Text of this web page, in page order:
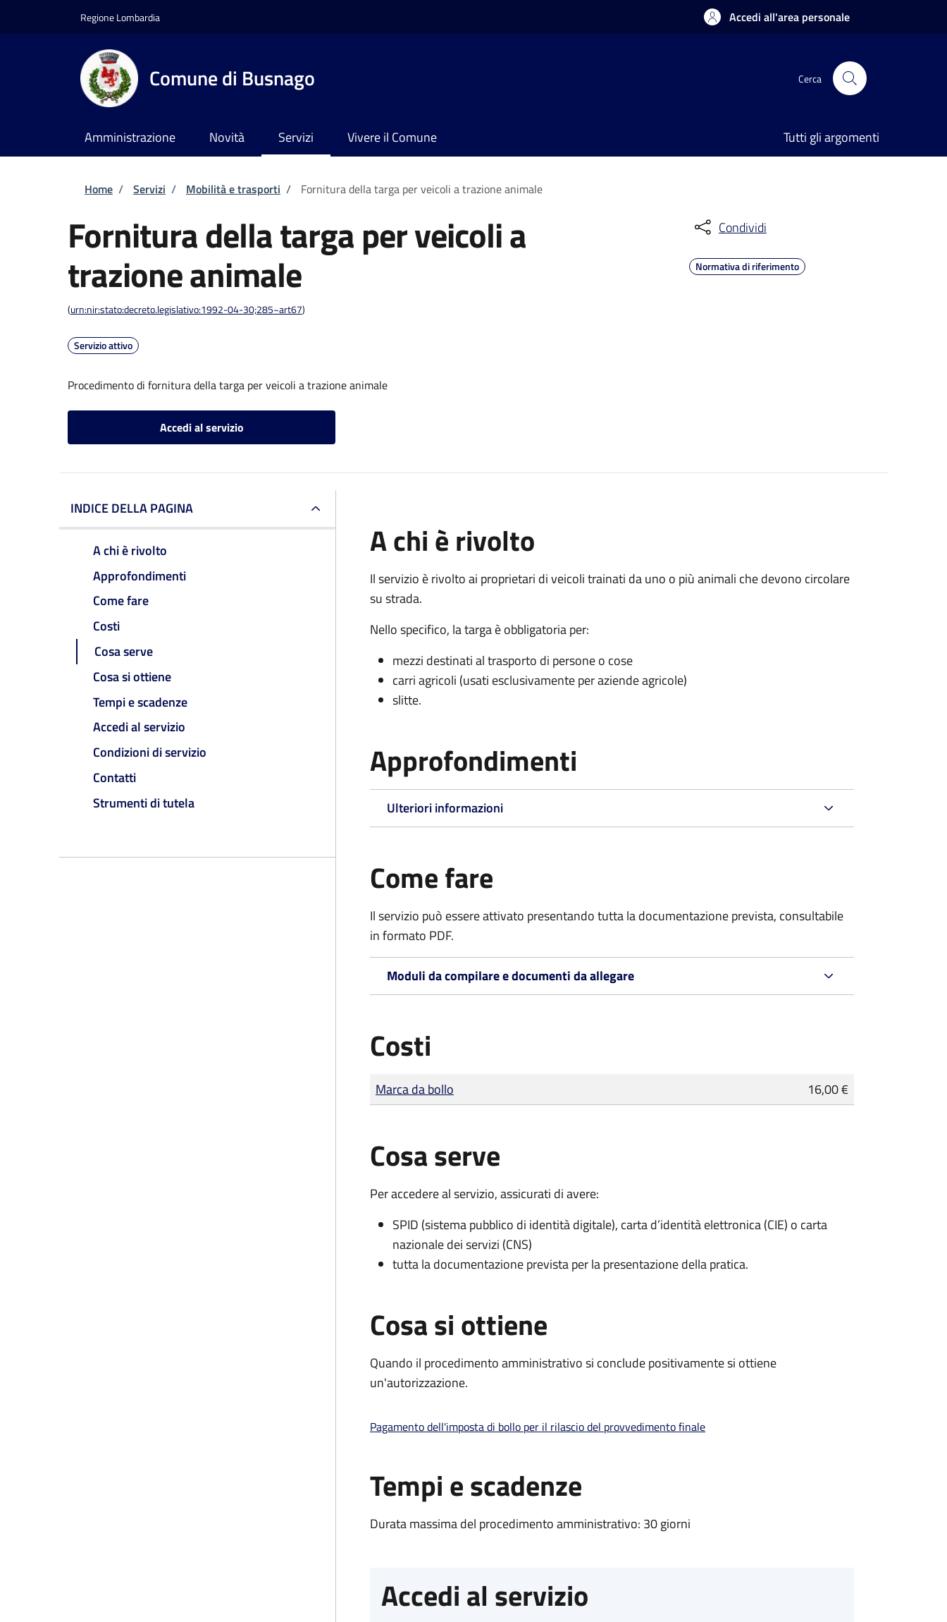
Regione Lombardia Accedi all'area personale
Comune di Busnago Cerca
Amministrazione Novità Servizi Vivere il Comune Tutti gli argomenti
Briciole di pane
Home / Servizi / Mobilità e trasporti / Fornitura della targa per veicoli a trazione animale
Fornitura della targa per veicoli a
trazione animale
(urn:nir:stato:decreto.legislativo:1992-04-30;285~art67)
Servizio attivo
Procedimento di fornitura della targa per veicoli a trazione animale
Accedi al servizio
Condividi
Normativa di riferimento
INDICE DELLA PAGINA
A chi è rivolto
Approfondimenti
Come fare
Costi
Cosa serve
Cosa si ottiene
Tempi e scadenze
Accedi al servizio
Condizioni di servizio
Contatti
Strumenti di tutela
A chi è rivolto
Il servizio è rivolto ai proprietari di veicoli trainati da uno o più animali che devono circolare
su strada.
Nello specifico, la targa è obbligatoria per:
mezzi destinati al trasporto di persone o cose
carri agricoli (usati esclusivamente per aziende agricole)
slitte.
Approfondimenti
Ulteriori informazioni
Come fare
Il servizio può essere attivato presentando tutta la documentazione prevista, consultabile
in formato PDF.
Moduli da compilare e documenti da allegare
Costi
Tipo di pagamento
Importo
Marca da bollo 16,00 €
Cosa serve
Per accedere al servizio, assicurati di avere:
SPID (sistema pubblico di identità digitale), carta d’identità elettronica (CIE) o carta
nazionale dei servizi (CNS)
tutta la documentazione prevista per la presentazione della pratica.
Cosa si ottiene
Quando il procedimento amministrativo si conclude positivamente si ottiene
un'autorizzazione.
Pagamento dell'imposta di bollo per il rilascio del provvedimento finale
Tempi e scadenze
Durata massima del procedimento amministrativo: 30 giorni
Accedi al servizio